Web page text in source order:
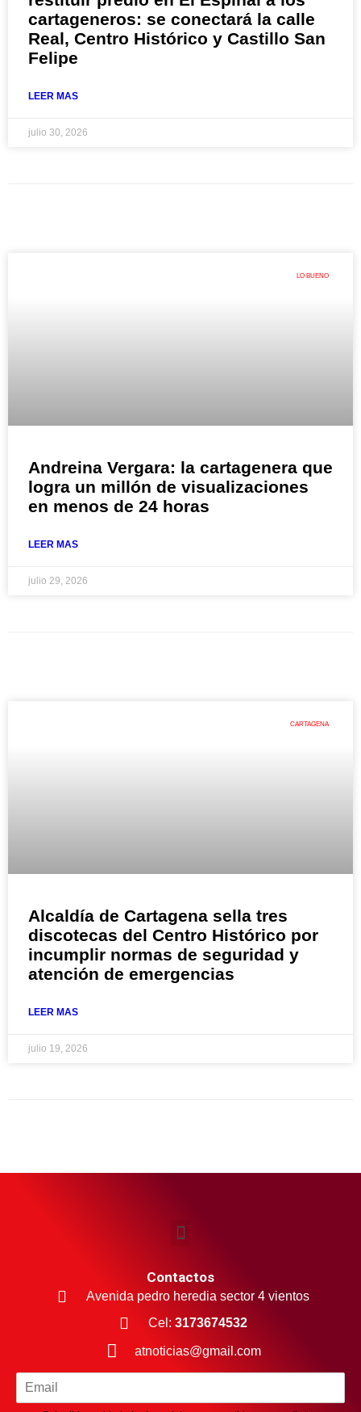
cartageneros: se conectará la calle
Real, Centro Histórico y Castillo San
Felipe
LEER MAS
julio 30, 2026
LO BUENO
Andreina Vergara: la cartagenera que
logra un millón de visualizaciones
en menos de 24 horas
LEER MAS
julio 29, 2026
CARTAGENA
Alcaldía de Cartagena sella tres
discotecas del Centro Histórico por
incumplir normas de seguridad y
atención de emergencias
LEER MAS
julio 19, 2026
Contactos
Avenida pedro heredia sector 4 vientos
Cel: 3173674532
atnoticias@gmail.com